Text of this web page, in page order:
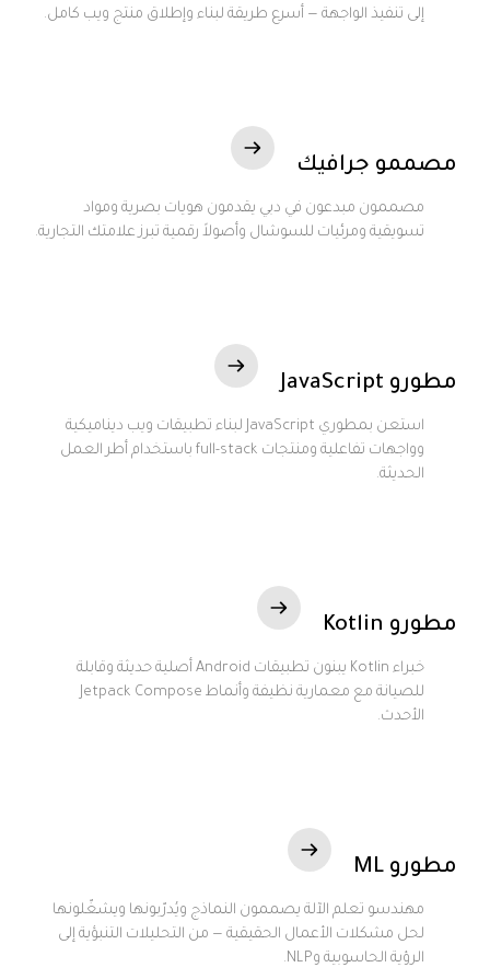
إلى تنفيذ الواجهة — أسرع طريقة لبناء وإطلاق منتج ويب كامل.
مصممو جرافيك
مصممون مبدعون في دبي يقدمون هويات بصرية ومواد
تسويقية ومرئيات للسوشال وأصولاً رقمية تبرز علامتك التجارية.
مطورو JavaScript
استعن بمطوري JavaScript لبناء تطبيقات ويب ديناميكية
وواجهات تفاعلية ومنتجات full-stack باستخدام أطر العمل
الحديثة.
مطورو Kotlin
خبراء Kotlin يبنون تطبيقات Android أصلية حديثة وقابلة
للصيانة مع معمارية نظيفة وأنماط Jetpack Compose
الأحدث.
مطورو ML
مهندسو تعلم الآلة يصممون النماذج ويُدرّبونها ويشغّلونها
لحل مشكلات الأعمال الحقيقية — من التحليلات التنبؤية إلى
الرؤية الحاسوبية وNLP.